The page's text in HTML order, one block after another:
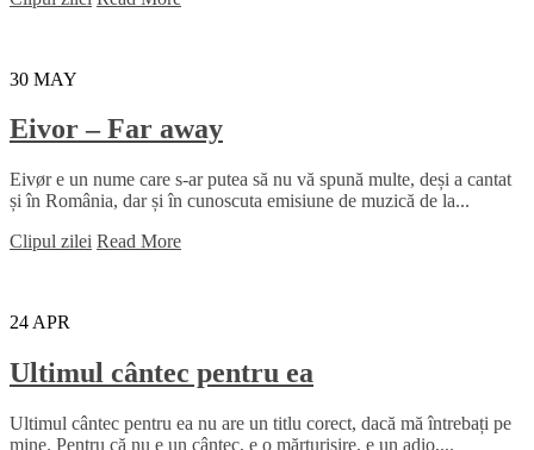
30 MAY
Eivor – Far away
Eivør e un nume care s-ar putea să nu vă spună multe, deși a cantat
și în România, dar și în cunoscuta emisiune de muzică de la...
Clipul zilei Read More
24 APR
Ultimul cântec pentru ea
Ultimul cântec pentru ea nu are un titlu corect, dacă mă întrebați pe
mine. Pentru că nu e un cântec, e o mărturisire, e un adio,...